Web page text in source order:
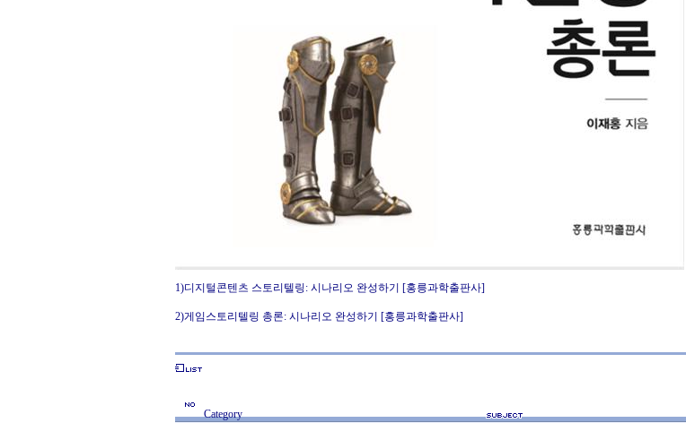
1)디지털콘텐츠 스토리텔링: 시나리오 완성하기 [홍릉과학출판사]
2)게임스토리텔링 총론: 시나리오 완성하기 [홍릉과학출판사]
Category